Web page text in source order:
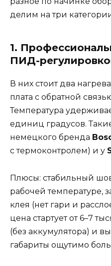
делим на три
1.
ПИД-
В них стоит два
плата с обратной
Температура
единиц градусов.
немецкого бренда
с термоконтролем) и у
Плюсы: стабильный
рабочей температуре,
клея (нет гари и
цена стартует от 6–7
(без аккумулятора) и
габариты ощутимо